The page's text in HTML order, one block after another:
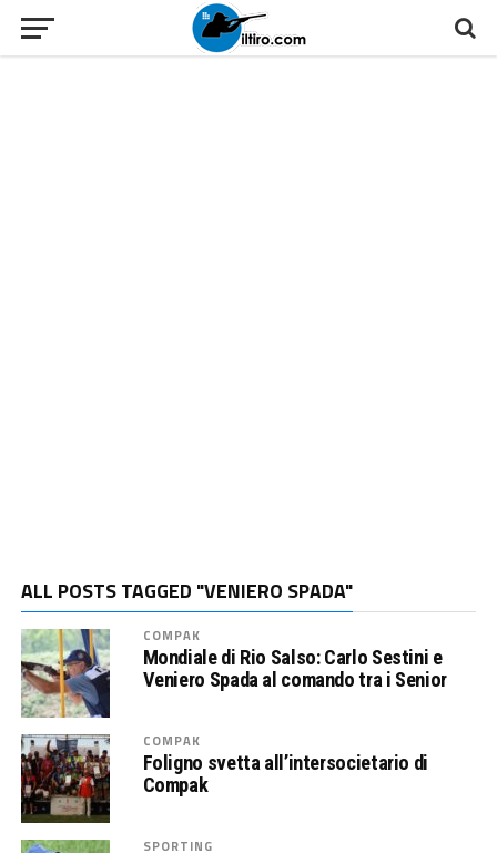
ALL POSTS TAGGED "VENIERO SPADA"
COMPAK
Mondiale di Rio Salso: Carlo Sestini e
Veniero Spada al comando tra i Senior
COMPAK
Foligno svetta all’intersocietario di
Compak
SPORTING